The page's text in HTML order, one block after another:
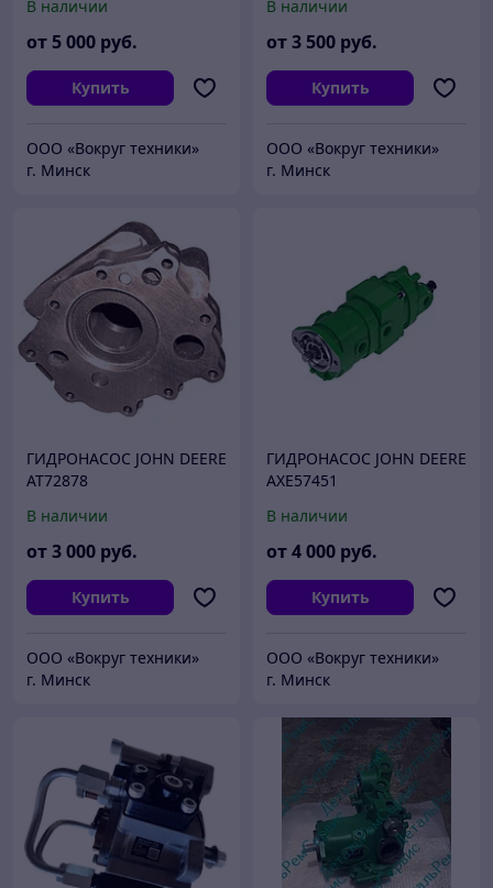
VSD51XFHB-SK
В наличии
от 5 000 руб.
Купить
ООО «Вокруг техники»
г. Минск
В наличии
от3 500 руб.
Купить
ООО «Вокруг техники»
г. Минск
ГИДРОНАСОС JOHN DEERE
AT72878
В наличии
от3 000 руб.
Купить
ООО «Вокруг техники»
г. Минск
ГИДРОНАСОС JOHN DEERE
AXE57451
В наличии
от4 000 руб.
Купить
ООО «Вокруг техники»
г. Минск